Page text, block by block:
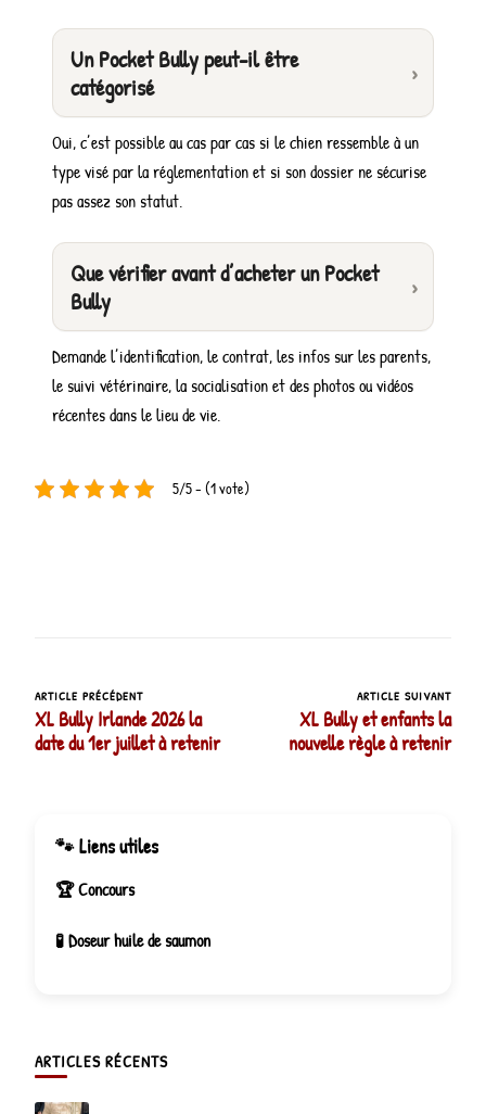
Un Pocket Bully peut-il être
catégorisé
Oui, c’est possible au cas par cas si le chien ressemble à un
type visé par la réglementation et si son dossier ne sécurise
pas assez son statut.
Que vérifier avant d’acheter un Pocket
Bully
Demande l’identification, le contrat, les infos sur les parents,
le suivi vétérinaire, la socialisation et des photos ou vidéos
récentes dans le lieu de vie.
5/5 - (1 vote)
Navigation
d’article
ARTICLE PRÉCÉDENT
XL Bully Irlande 2026 la
date du 1er juillet à retenir
ARTICLE SUIVANT
XL Bully et enfants la
nouvelle règle à retenir
🐾 Liens utiles
🏆 Concours
🧪 Doseur huile de saumon
ARTICLES RÉCENTS